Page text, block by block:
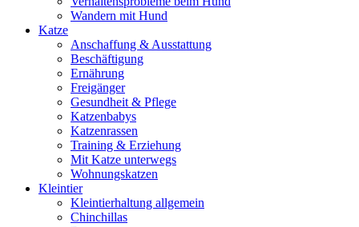
Wandern mit Hund
Katze
Anschaffung & Ausstattung
Beschäftigung
Ernährung
Freigänger
Gesundheit & Pflege
Katzenbabys
Katzenrassen
Training & Erziehung
Mit Katze unterwegs
Wohnungskatzen
Kleintier
Kleintierhaltung allgemein
Chinchillas